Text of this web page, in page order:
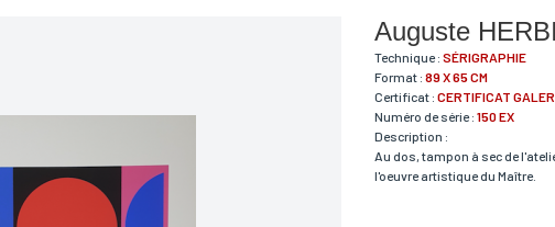
Auguste
Technique : SÉRIGRAPHIE
Format : 89 X 65 CM
Certificat : CERTIFICAT
Numéro de série : 150 EX
Description :
Au dos, tampon à sec de
l'oeuvre artistique du Maître.